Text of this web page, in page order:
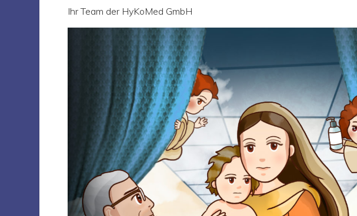
Ihr Team der HyKoMed GmbH